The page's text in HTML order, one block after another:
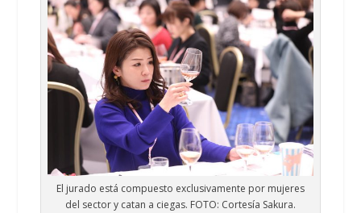
El jurado está compuesto exclusivamente por mujeres
del sector y catan a ciegas. FOTO: Cortesía Sakura.